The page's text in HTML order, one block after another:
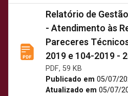
Relatório de
- Atendimento às
Pareceres
2019 e 104-2019 -
PDF, 59 KB
Publicado em 05/07/
Atualizado em 05/07/